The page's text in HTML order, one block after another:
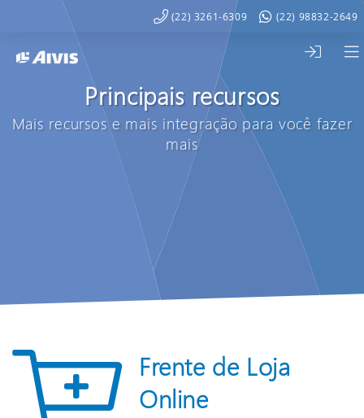
Principais recursos
Mais recursos e mais integração para você fazer
mais
(22) 3261-6309 (22) 98832-2649
Frente de Loja
Online